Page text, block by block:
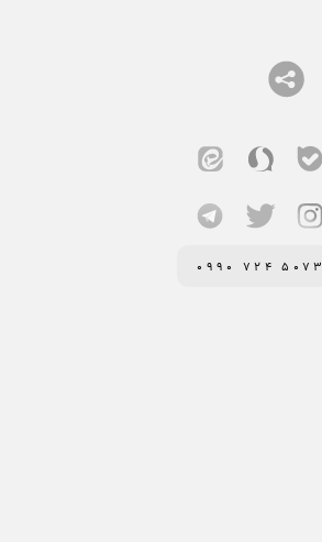
0990 724 5073